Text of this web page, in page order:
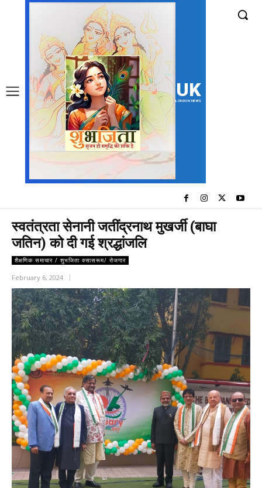
UK
LONDON NEWS
स्वतंत्रता सेनानी जतींद्रनाथ मुखर्जी (बाघा
जतिन) को दी गई श्रद्धांजलि
शैक्षणिक समाचार / शुभजिता क्सासरूम/ रोजगार
February 6, 2024